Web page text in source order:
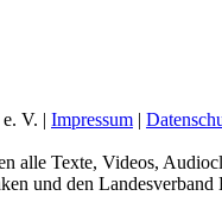
V. | Impressum
alle Texte, Videos,
und den